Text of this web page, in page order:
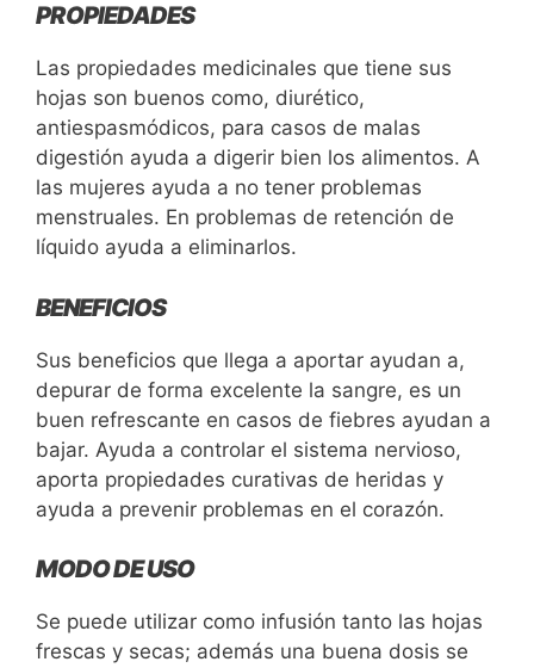
PROPIEDADES
Las propiedades medicinales que tiene sus
hojas son buenos como, diurético,
antiespasmódicos, para casos de malas
digestión ayuda a digerir bien los alimentos. A
las mujeres ayuda a no tener problemas
menstruales. En problemas de retención de
líquido ayuda a eliminarlos.
BENEFICIOS
Sus beneficios que llega a aportar ayudan a,
depurar de forma excelente la sangre, es un
buen refrescante en casos de fiebres ayudan a
bajar. Ayuda a controlar el sistema nervioso,
aporta propiedades curativas de heridas y
ayuda a prevenir problemas en el corazón.
MODO DE USO
Se puede utilizar como infusión tanto las hojas
frescas y secas; además una buena dosis se